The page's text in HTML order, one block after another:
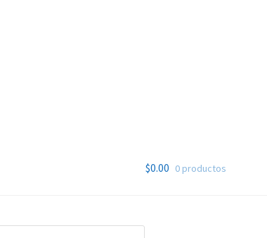
$0.00 0 productos